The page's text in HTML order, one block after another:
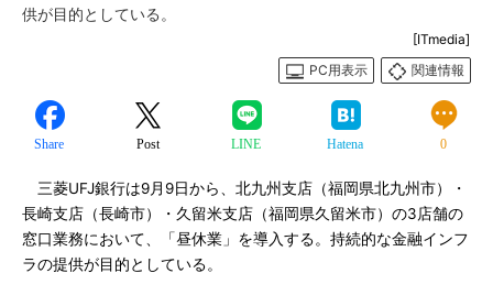
供が目的としている。
[ITmedia]
PC用表示
関連情報
Share Post LINE Hatena 0
三菱UFJ銀行は9月9日から、北九州支店（福岡県北九州市）・
長崎支店（長崎市）・久留米支店（福岡県久留米市）の3店舗の
窓口業務において、「昼休業」を導入する。持続的な金融インフ
ラの提供が目的としている。